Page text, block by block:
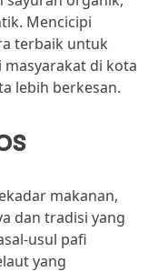
Mencicipi
terbaik untuk
di kota
lebih berkesan.
makanan,
dan tradisi yang
usul pafi
yang